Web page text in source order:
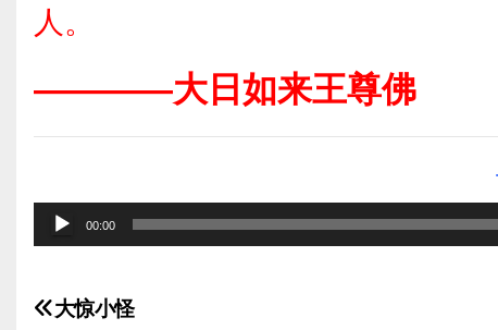
人。
————大日如来王尊佛
频
放
00:00
文大惊小怪